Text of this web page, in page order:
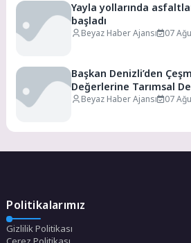
Yayla yollarında
başladı
Beyaz Haber Ajansı 07
Başkan Denizli’den
Değerlerine Tarımsal
Beyaz Haber Ajansı 07
Politikalarımız
Gizlilik Politikası